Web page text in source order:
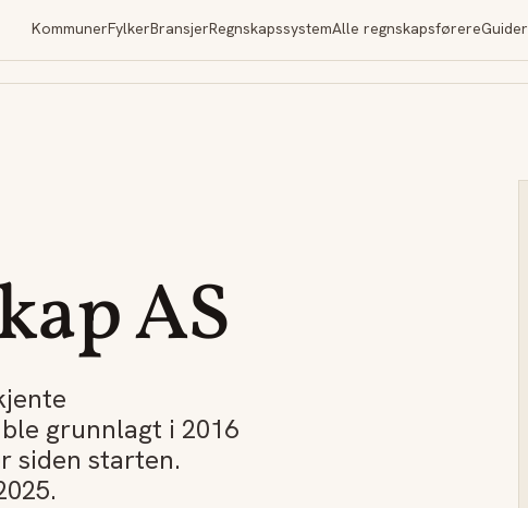
KommunerFylkerBransjerRegnskapssystemAlle regnskapsførereGuider
AS
grunnlagt i 2016
siden starten.